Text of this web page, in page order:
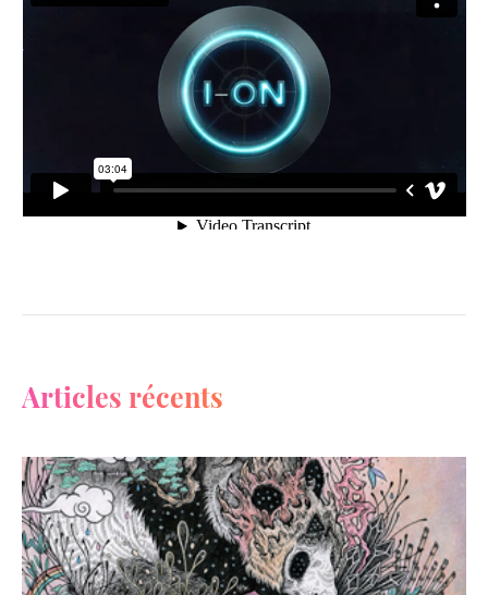
Articles récents